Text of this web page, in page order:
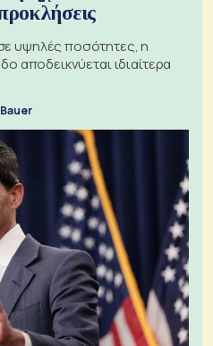
υψηλές ποσότητες, η
αποδεικνύεται ιδιαίτερα